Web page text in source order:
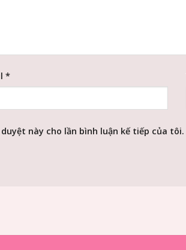
*
này cho lần bình luận kế tiếp của tôi.